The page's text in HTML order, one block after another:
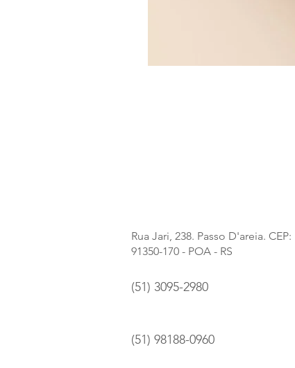
Rua Jari, 238. Passo D'areia. CEP:
91350-170 - POA - RS
(51) 3095-2980
(51) 98188-0960